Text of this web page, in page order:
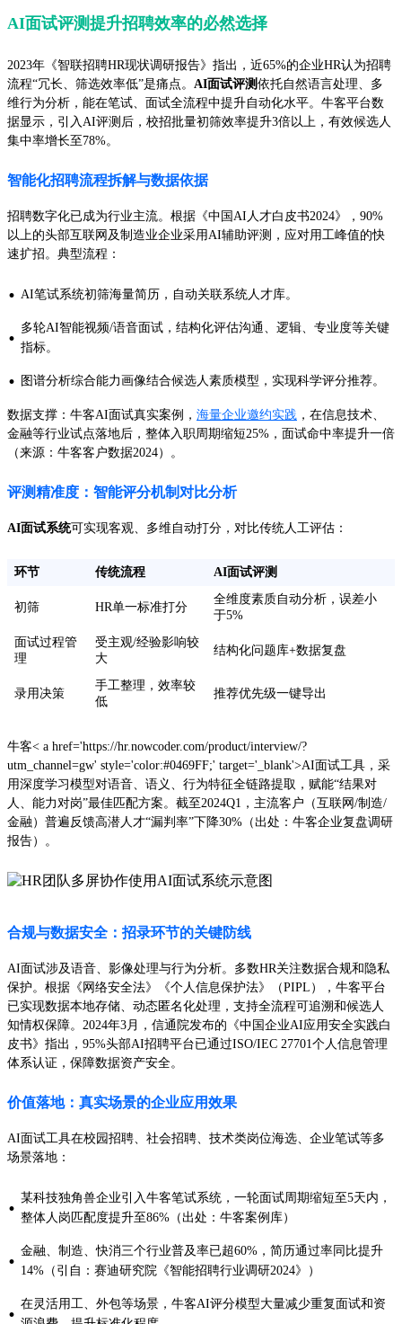
AI面试评测提升招聘效率的必然选择
2023年《智联招聘HR现状调研报告》指出，近65%的企业HR认为招聘
流程“冗长、筛选效率低”是痛点。 AI面试评测依托自然语言处理、多
维行为分析，能在笔试、面试全流程中提升自动化水平。牛客平台数
据显示，引入AI评测后，校招批量初筛效率提升3倍以上，有效候选人
集中率增长至78%。
智能化招聘流程拆解与数据依据
招聘数字化已成为行业主流。根据《中国AI人才白皮书2024》，90%
以上的头部互联网及制造业企业采用AI辅助评测，应对用工峰值的快
速扩招。典型流程：
· AI笔试系统初筛海量简历，自动关联系统人才库。
· 多轮AI智能视频/语音面试，结构化评估沟通、逻辑、专业度等关键
指标。
· 图谱分析综合能力画像结合候选人素质模型，实现科学评分推荐。
数据支撑：牛客AI面试真实案例， 海量企业邀约实践 ，在信息技术、
金融等行业试点落地后，整体入职周期缩短25%，面试命中率提升一倍
（来源：牛客客户数据2024）。
评测精准度：智能评分机制对比分析
AI面试系统可实现客观、多维自动打分，对比传统人工评估：
环节 传统流程 AI面试评测
初筛 HR单一标准打分
全维度素质自动分析，误差小
于5%
面试过程管
理
受主观/经验影响较
大
结构化问题库+数据复盘
录用决策
手工整理，效率较
低
推荐优先级一键导出
牛客< a href='https://hr.nowcoder.com/product/interview/?
utm_channel=gw' style='color:#0469FF;' target='_blank'>AI面试工具，采
用深度学习模型对语音、语义、行为特征全链路提取，赋能“结果对
人、能力对岗”最佳匹配方案。截至2024Q1，主流客户（互联网/制造/
金融）普遍反馈高潜人才“漏判率”下降30%（出处：牛客企业复盘调研
报告）。
合规与数据安全：招录环节的关键防线
AI面试涉及语音、影像处理与行为分析。多数HR关注数据合规和隐私
保护。根据《网络安全法》《个人信息保护法》（PIPL），牛客平台
已实现数据本地存储、动态匿名化处理，支持全流程可追溯和候选人
知情权保障。2024年3月，信通院发布的《中国企业AI应用安全实践白
皮书》指出，95%头部AI招聘平台已通过ISO/IEC 27701个人信息管理
体系认证，保障数据资产安全。
价值落地：真实场景的企业应用效果
AI面试工具在校园招聘、社会招聘、技术类岗位海选、企业笔试等多
场景落地：
· 某科技独角兽企业引入牛客笔试系统，一轮面试周期缩短至5天内，
整体人岗匹配度提升至86%（出处：牛客案例库）
· 金融、制造、快消三个行业普及率已超60%，简历通过率同比提升
14%（引自：赛迪研究院《智能招聘行业调研2024》）
· 在灵活用工、外包等场景，牛客AI评分模型大量减少重复面试和资